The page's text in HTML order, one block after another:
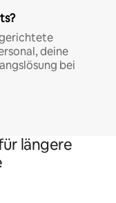
deine
bei
längere